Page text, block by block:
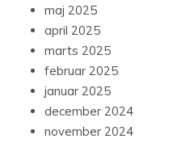
maj 2025
april 2025
marts 2025
februar 2025
januar 2025
december 2024
november 2024